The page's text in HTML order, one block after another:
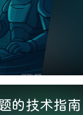
的技术指南